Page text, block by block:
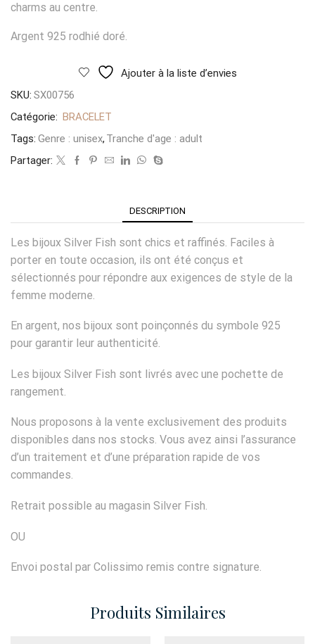
charms au centre.
Argent 925 rodhié doré.
Ajouter à la liste d’envies
SKU: SX00756
Catégorie: BRACELET
Tags: Genre : unisex, Tranche d'age : adult
Partager:
DESCRIPTION
Les bijoux Silver Fish sont chics et raffinés. Faciles à
porter en toute occasion, ils ont été conçus et
sélectionnés pour répondre aux exigences de style de la
femme moderne.
En argent, nos bijoux sont poinçonnés du symbole 925
pour garantir leur authenticité.
Les bijoux Silver Fish sont livrés avec une pochette de
rangement.
Nous proposons à la vente exclusivement des produits
disponibles dans nos stocks. Vous avez ainsi l’assurance
d’un traitement et d’une préparation rapide de vos
commandes.
Retrait possible au magasin Silver Fish.
OU
Envoi postal par Colissimo remis contre signature.
Produits Similaires